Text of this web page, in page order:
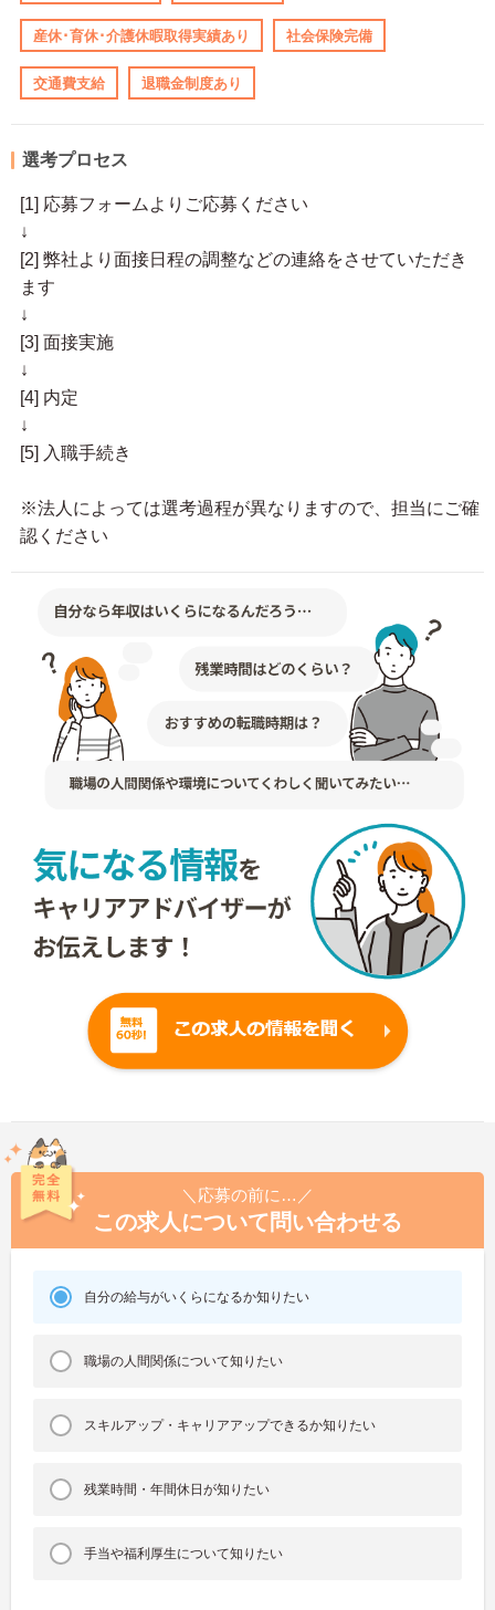
産休･育休･介護休暇取得実績あり 社会保険完備
交通費支給 退職金制度あり
選考プロセス
[1] 応募フォームよりご応募ください
↓
[2] 弊社より面接日程の調整などの連絡をさせていただき
ます
↓
[3] 面接実施
↓
[4] 内定
↓
[5] 入職手続き
※法人によっては選考過程が異なりますので、担当にご確
認ください
＼応募の前に…／
この求人について問い合わせる
自分の給与がいくらになるか知りたい
職場の人間関係について知りたい
スキルアップ・キャリアアップできるか知りたい
残業時間・年間休日が知りたい
手当や福利厚生について知りたい